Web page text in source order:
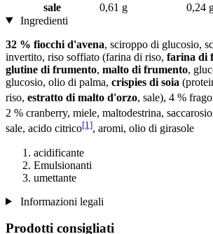
sale
0,61 g
0,24
Ingredienti
32 % fiocchi d'avena, sciroppo di glucosio,
invertito, riso soffiato (farina di riso, farina di
glutine di frumento, malto di frumento,
glucosio, olio di palma, crispies di soia
riso, estratto di malto d'orzo, sale), 4 %
2 % cranberry, miele, maltodestrina,
sale, acido citrico[1], aromi, olio di girasole
acidificante
Emulsionanti
umettante
Informazioni legali
Prodotti consigliati